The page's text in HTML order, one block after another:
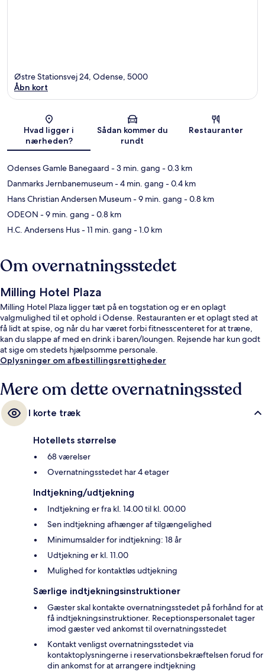
Kort
Østre Stationsvej 24, Odense, 5000
Åbn kort
Hvad ligger i
nærheden?
Sådan kommer du
rundt
Restauranter
Odenses Gamle Banegaard - 3 min. gang - 0.3 km
Danmarks Jernbanemuseum- 4 min. gang - 0.4 km
Hans Christian Andersen Museum- 9 min. gang - 0.8 km
ODEON - 9 min. gang - 0.8 km
H.C. Andersens Hus- 11 min. gang - 1.0 km
Om overnatningsstedet
Milling Hotel Plaza
Milling Hotel Plaza ligger tæt på en togstation og er en oplagt
valgmulighed til et ophold i Odense. Restauranten er et oplagt sted at
få lidt at spise, og når du har været forbi fitnesscenteret for at træne,
kan du slappe af med en drink i baren/loungen. Rejsende har kun godt
at sige om stedets hjælpsomme personale.
Oplysninger om afbestillingsrettigheder
Mere om dette overnatningssted
I korte træk
Hotellets størrelse
68 værelser
Overnatningsstedet har 4 etager
Indtjekning/udtjekning
Indtjekning er fra kl. 14.00 til kl. 00.00
Sen indtjekning afhænger af tilgængelighed
Minimumsalder for indtjekning: 18 år
Udtjekning er kl. 11.00
Mulighed for kontaktløs udtjekning
Særlige indtjekningsinstruktioner
Gæster skal kontakte overnatningsstedet på forhånd for at
få indtjekningsinstruktioner. Receptionspersonalet tager
imod gæster ved ankomst til overnatningsstedet
Kontakt venligst overnatningsstedet via
kontaktoplysningerne i reservationsbekræftelsen forud for
din ankomst for at arrangere indtjekning